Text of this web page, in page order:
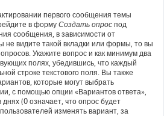
первого сообщения темы
в форму Создать опрос под
сообщения, в зависимости от
не видите такой вкладки или формы, то вы
Укажите вопрос и как минимум два
полях, убедившись, что каждый
строке текстового поля. Вы также
которые могут выбрать
с помощью опции «Вариантов ответа»,
(0 означает, что опрос будет
изменять вариант, за